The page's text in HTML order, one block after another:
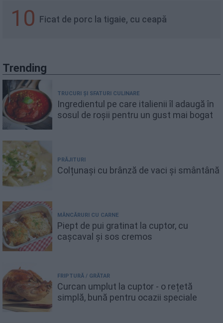
10 Ficat de porc la tigaie, cu ceapă
Trending
TRUCURI ȘI SFATURI CULINARE
Ingredientul pe care italienii îl adaugă în
sosul de roșii pentru un gust mai bogat
PRĂJITURI
Colțunași cu brânză de vaci și smântână
MÂNCĂRURI CU CARNE
Piept de pui gratinat la cuptor, cu
cașcaval și sos cremos
FRIPTURĂ / GRĂTAR
Curcan umplut la cuptor - o rețetă
simplă, bună pentru ocazii speciale